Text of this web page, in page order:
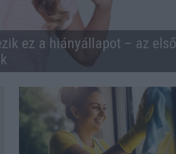
ez a hiányállapot – az első